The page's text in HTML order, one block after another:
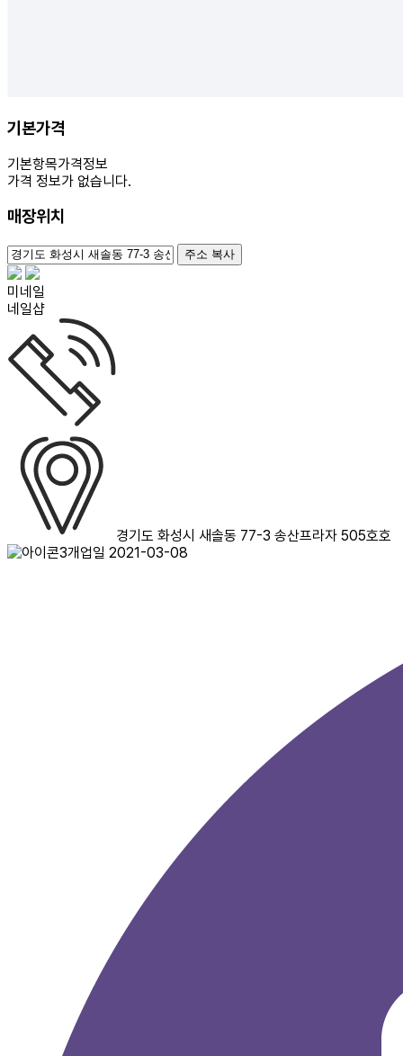
기본가격
기본항목가격정보
가격 정보가 없습니다.
매장위치
주소 복사
미네일
네일샵
경기도 화성시 새솔동 77-3 송산프라자 505호호
개업일 2021-03-08